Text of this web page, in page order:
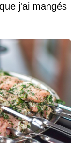
j'ai mangés